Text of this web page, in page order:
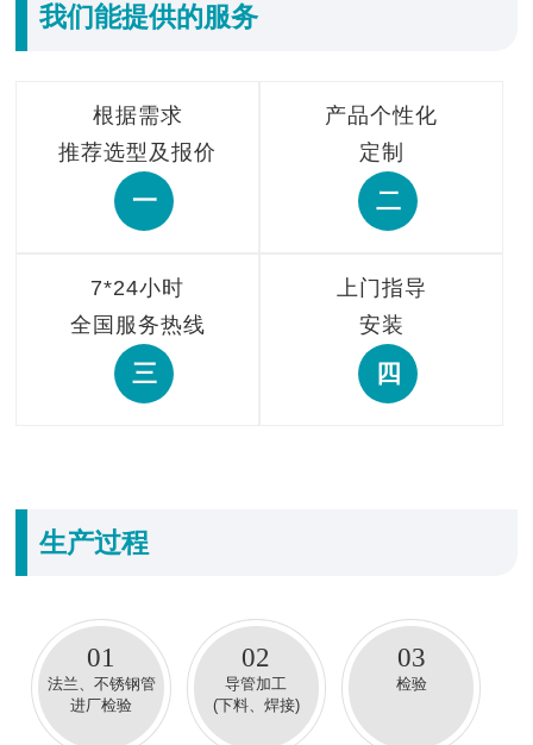
我们能提供的服务
根据需求
推荐选型及报价
一
产品个性化
定制
二
7*24小时
全国服务热线
三
上门指导
安装
四
生产过程
01
法兰、不锈钢管
进厂检验
02
导管加工
(下料、焊接)
03
检验